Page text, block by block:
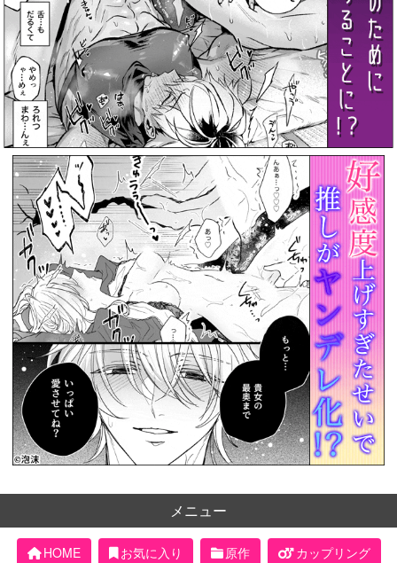
メニュー
HOME お気に入り 原作
カップリング